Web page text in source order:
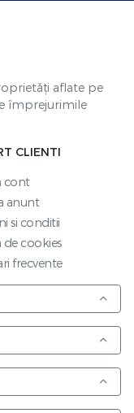
aflate pe
împrejurimile
CLIENTI
cont
anunt
si conditii
de cookies
frecvente